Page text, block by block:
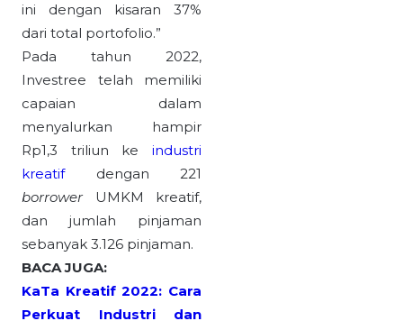
ini dengan kisaran 37%
dari total portofolio.”
Pada tahun 2022,
Investree telah memiliki
capaian dalam
menyalurkan hampir
Rp1,3 triliun ke industri
kreatifdengan 221
borrower UMKM kreatif,
dan jumlah pinjaman
sebanyak 3.126 pinjaman.
BACA JUGA:
KaTa Kreatif 2022: Cara
Perkuat Industri dan